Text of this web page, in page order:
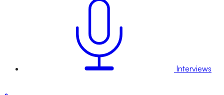
Interviews